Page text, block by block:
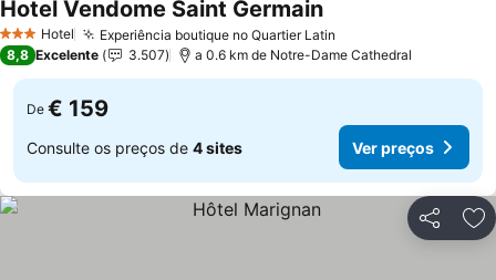
3 EstrelasHotel Experiência boutique no Quartier Latin
Hotel Vendome Saint GermainVer preços
8,8 Excelente 3.507 a 0.6 km de Notre-Dame Cathedral
De € 159
Consulte os preços de 4 sites Ver preços
Partilhar